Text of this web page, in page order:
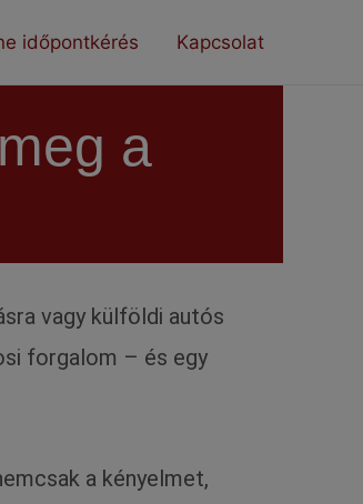
időpontkérés Kapcsolat
a
vagy külföldi autós
forgalom – és egy
a kényelmet,